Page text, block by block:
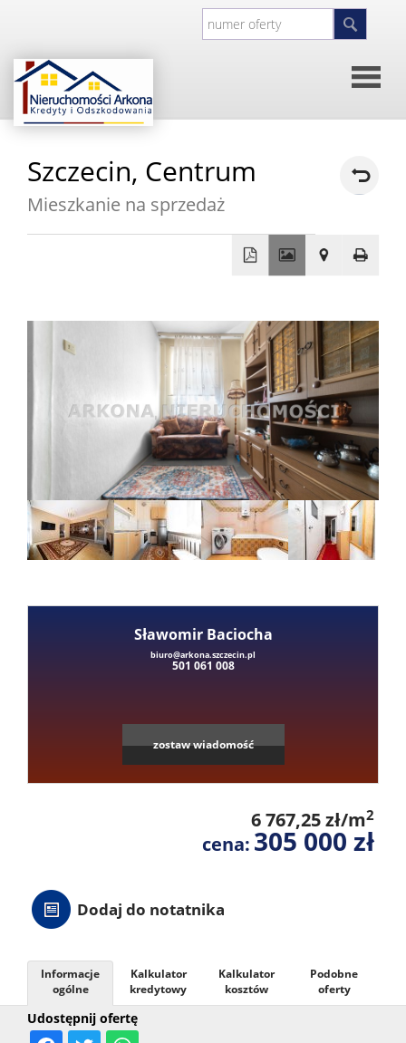
główna
O
firmie
Kontakt
Oferty
Domy
Dzialki
Szczecin, Centrum
Mieszkanie na sprzedaż
−
Sławomir Baciocha
biuro@arkona.szczecin.pl
501 061 008
zostaw wiadomość
6 767,25 zł/m2
cena: 305 000 zł
Dodaj do notatnika
Udostępnij ofertę
Informacje
ogólne
Kalkulator
kredytowy
Kalkulator
kosztów
Podobne
oferty